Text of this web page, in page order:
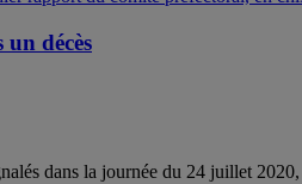
décès
dans la journée du 24 juillet